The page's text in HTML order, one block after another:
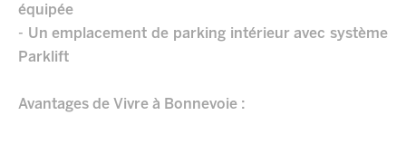
équipée
- Un emplacement de parking intérieur avec système
Parklift
Avantages de Vivre à Bonnevoie :